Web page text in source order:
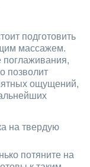
подготовить
массажем.
поглаживания,
позволит
ощущений,
на твердую
потяните на